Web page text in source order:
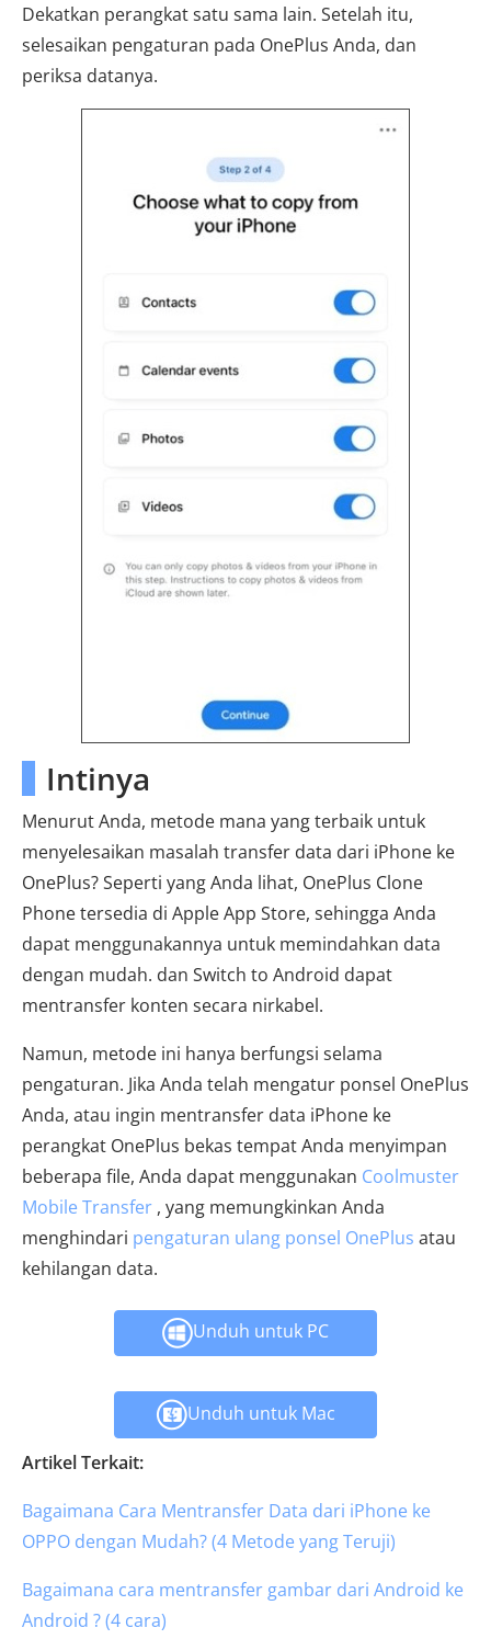
Dekatkan perangkat satu sama lain. Setelah itu,
selesaikan pengaturan pada OnePlus Anda, dan
periksa datanya.
Intinya
Menurut Anda, metode mana yang terbaik untuk
menyelesaikan masalah transfer data dari iPhone ke
OnePlus? Seperti yang Anda lihat, OnePlus Clone
Phone tersedia di Apple App Store, sehingga Anda
dapat menggunakannya untuk memindahkan data
dengan mudah. ​​dan Switch to Android dapat
mentransfer konten secara nirkabel.
Namun, metode ini hanya berfungsi selama
pengaturan. Jika Anda telah mengatur ponsel OnePlus
Anda, atau ingin mentransfer data iPhone ke
perangkat OnePlus bekas tempat Anda menyimpan
beberapa file, Anda dapat menggunakan Coolmuster
Mobile Transfer , yang memungkinkan Anda
menghindari pengaturan ulang ponsel OnePlus atau
kehilangan data.
Unduh untuk PC
Unduh untuk Mac
Artikel Terkait:
Bagaimana Cara Mentransfer Data dari iPhone ke
OPPO dengan Mudah? (4 Metode yang Teruji)
Bagaimana cara mentransfer gambar dari Android ke
Android ? (4 cara)